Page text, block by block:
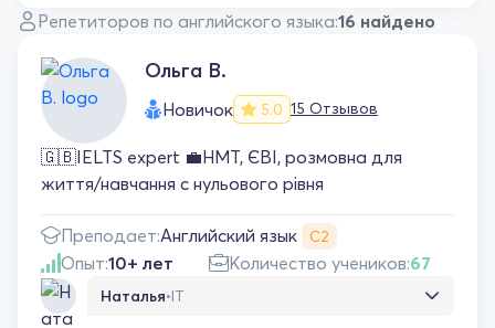
Репетиторов по английского языка:16 найдено
Ольга В.
Новичок 5.0 15 Отзывов
🇬🇧IELTS expert 💼НМТ, ЄВІ, розмовна для
життя/навчання с нульового рівня
Преподает:Английский язык С2
Опыт:10+ лет Количество учеников:67
Наталья•IT